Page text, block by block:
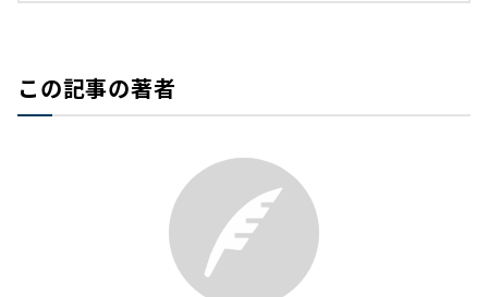
この記事の著者